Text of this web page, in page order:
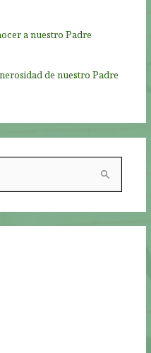
a nuestro Padre
de nuestro Padre